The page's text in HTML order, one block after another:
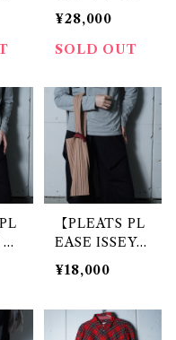
ミヤケ プリー
ツプリーズ カ
ッティング球体
¥28,000
SOLD OUT
or
【PLEATS PL
EASE ISSEY
MIYAKE】プ
リーツプリーズ
バイカラー・ア
シンメトリー
¥18,000